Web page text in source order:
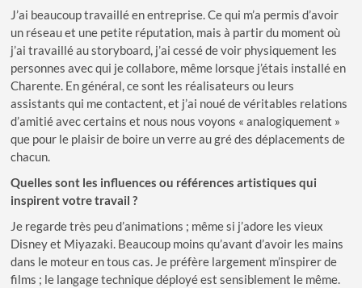
J’ai beaucoup travaillé en entreprise. Ce qui m’a permis d’avoir
un réseau et une petite réputation, mais à partir du moment où
j’ai travaillé au storyboard, j’ai cessé de voir physiquement les
personnes avec qui je collabore, même lorsque j’étais installé en
Charente. En général, ce sont les réalisateurs ou leurs
assistants qui me contactent, et j’ai noué de véritables relations
d’amitié avec certains et nous nous voyons « analogiquement »
que pour le plaisir de boire un verre au gré des déplacements de
chacun.
Quelles sont les influences ou références artistiques qui
inspirent votre travail ?
Je regarde très peu d’animations ; même si j’adore les vieux
Disney et Miyazaki. Beaucoup moins qu’avant d’avoir les mains
dans le moteur en tous cas. Je préfère largement m’inspirer de
films ; le langage technique déployé est sensiblement le même.